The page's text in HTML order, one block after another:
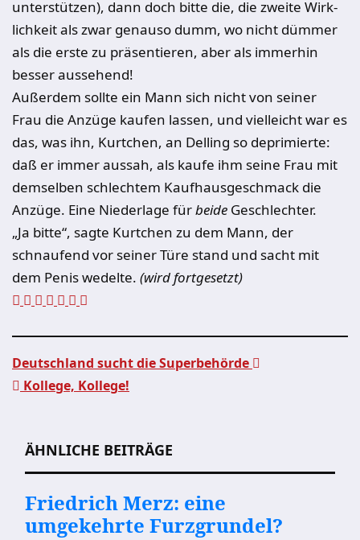
unterstützen), dann doch bitte die, die zweite Wirk­
lichkeit als zwar genauso dumm, wo nicht dümmer
als die erste zu präsentie­ren, aber als immerhin
besser aussehend!
Außerdem sollte ein Mann sich nicht von seiner
Frau die Anzüge kaufen las­sen, und vielleicht war es
das, was ihn, Kurtchen, an Delling so deprimierte:
daß er immer aussah, als kaufe ihm seine Frau mit
demselben schlechtem Kaufhausgeschmack die
Anzüge. Eine Niederlage fürbeide Ge­schlechter.
„Ja bitte“, sagte Kurtchen zu dem Mann, der
schnaufend vor seiner Türe stand und sacht mit
dem Penis wedelte. (wird fortgesetzt)
Deutschland sucht die Superbehörde
Kollege, Kollege!
ÄHNLICHE BEITRÄGE
Friedrich Merz: eine
umgekehrte Furzgrundel?